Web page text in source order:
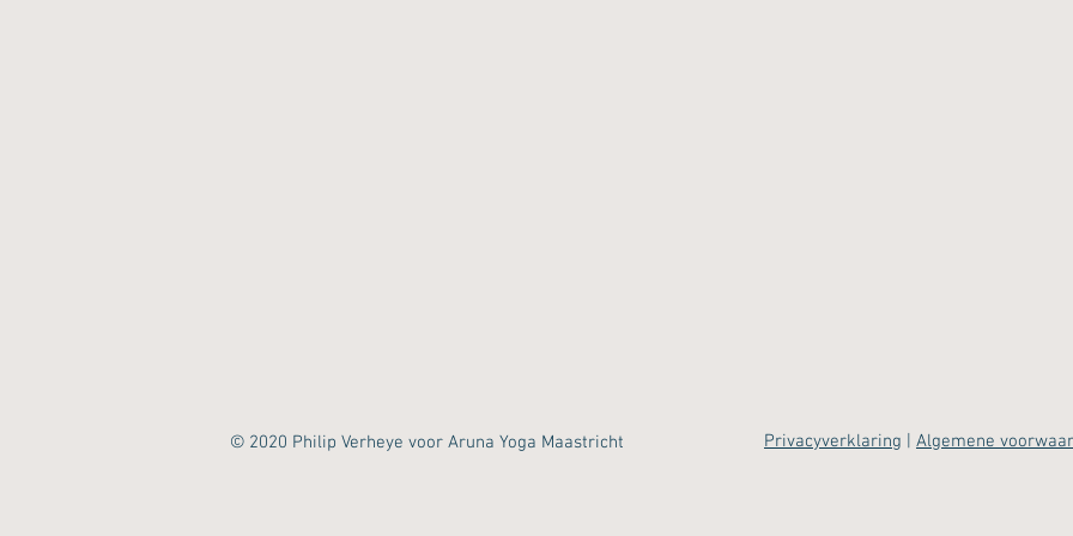
© 2020 Philip Verheye voor Aruna Yoga Maastricht Privacyverklaring Algemene